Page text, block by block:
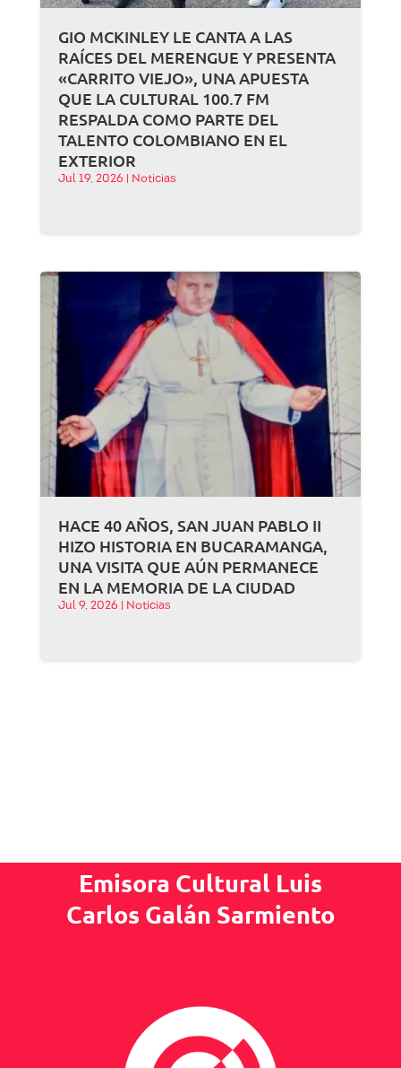
GIO MCKINLEY LE CANTA A LAS
RAÍCES DEL MERENGUE Y PRESENTA
«CARRITO VIEJO», UNA APUESTA
QUE LA CULTURAL 100.7 FM
RESPALDA COMO PARTE DEL
TALENTO COLOMBIANO EN EL
EXTERIOR
Jul 19, 2026 Noticias
HACE 40 AÑOS, SAN JUAN PABLO II
HIZO HISTORIA EN BUCARAMANGA,
UNA VISITA QUE AÚN PERMANECE
EN LA MEMORIA DE LA CIUDAD
Jul 9, 2026 Noticias
Emisora Cultural Luis
Carlos Galán Sarmiento